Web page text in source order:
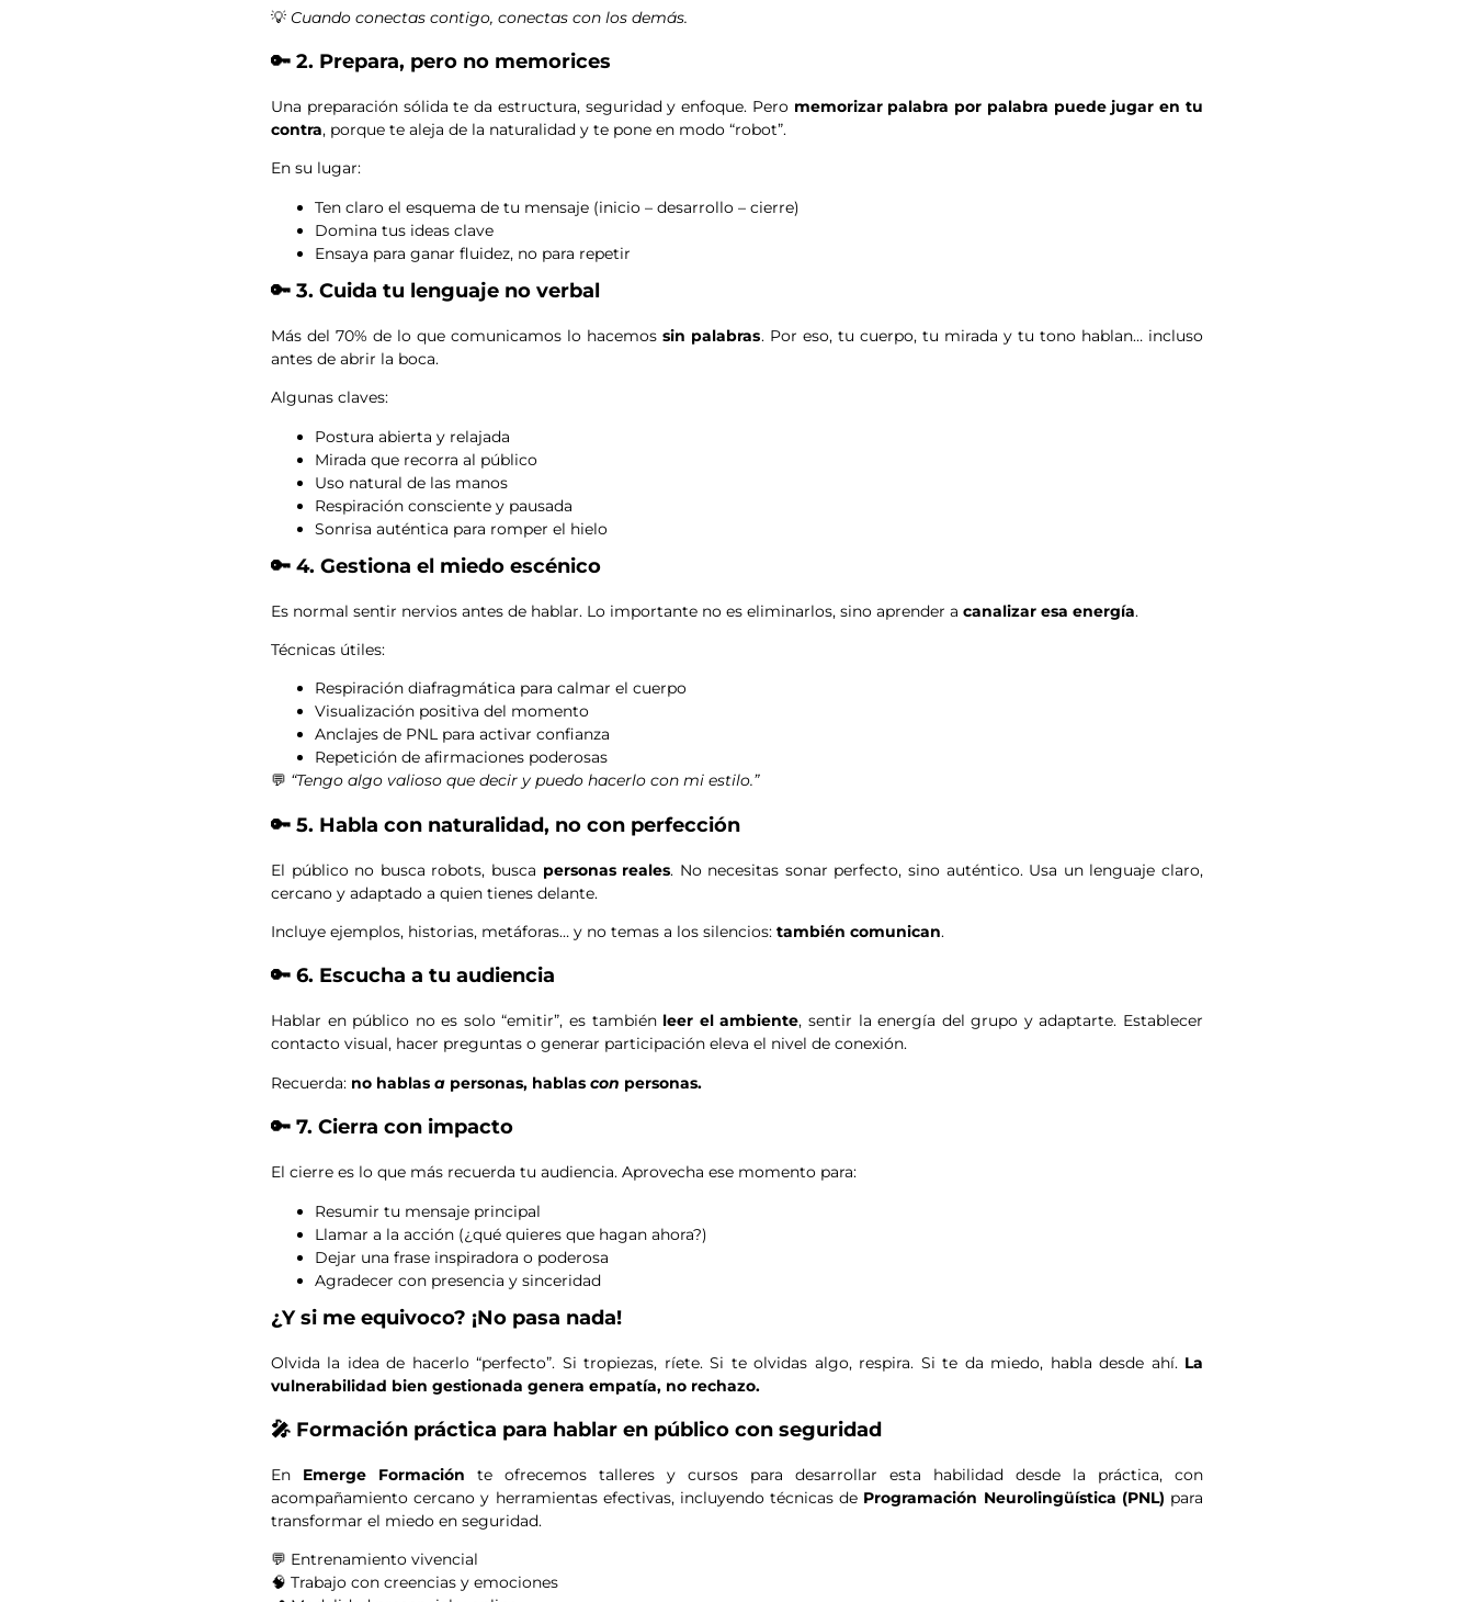
💡 Cuando conectas contigo, conectas con los demás.
🔑 2. Prepara, pero no memorices
Una preparación sólida te da estructura, seguridad y enfoque. Pero memorizar palabra por palabra puede jugar en tu
contra, porque te aleja de la naturalidad y te pone en modo “robot”.
En su lugar:
Ten claro el esquema de tu mensaje (inicio – desarrollo – cierre)
Domina tus ideas clave
Ensaya para ganar fluidez, no para repetir
🔑 3. Cuida tu lenguaje no verbal
Más del 70% de lo que comunicamos lo hacemossin palabras. Por eso, tu cuerpo, tu mirada y tu tono hablan… incluso
antes de abrir la boca.
Algunas claves:
Postura abierta y relajada
Mirada que recorra al público
Uso natural de las manos
Respiración consciente y pausada
Sonrisa auténtica para romper el hielo
🔑 4. Gestiona el miedo escénico
Es normal sentir nervios antes de hablar. Lo importante no es eliminarlos, sino aprender a canalizar esa energía.
Técnicas útiles:
Respiración diafragmática para calmar el cuerpo
Visualización positiva del momento
Anclajes de PNL para activar confianza
Repetición de afirmaciones poderosas
💬 “Tengo algo valioso que decir y puedo hacerlo con mi estilo.”
🔑 5. Habla con naturalidad, no con perfección
El público no busca robots, busca personas reales. No necesitas sonar perfecto, sino auténtico. Usa un lenguaje claro,
cercano y adaptado a quien tienes delante.
Incluye ejemplos, historias, metáforas… y no temas a los silencios: también comunican.
🔑 6. Escucha a tu audiencia
Hablar en público no es solo “emitir”, es también leer el ambiente, sentir la energía del grupo y adaptarte. Establecer
contacto visual, hacer preguntas o generar participación eleva el nivel de conexión.
Recuerda: no hablas a personas, hablas con personas.
🔑 7. Cierra con impacto
El cierre es lo que más recuerda tu audiencia. Aprovecha ese momento para:
Resumir tu mensaje principal
Llamar a la acción (¿qué quieres que hagan ahora?)
Dejar una frase inspiradora o poderosa
Agradecer con presencia y sinceridad
¿Y si me equivoco? ¡No pasa nada!
Olvida la idea de hacerlo “perfecto”. Si tropiezas, ríete. Si te olvidas algo, respira. Si te da miedo, habla desde ahí. La
vulnerabilidad bien gestionada genera empatía, no rechazo.
🎤 Formación práctica para hablar en público con seguridad
En Emerge Formación te ofrecemos talleres y cursos para desarrollar esta habilidad desde la práctica, con
acompañamiento cercano y herramientas efectivas, incluyendo técnicas de Programación Neurolingüística (PNL) para
transformar el miedo en seguridad.
💬 Entrenamiento vivencial
🧠 Trabajo con creencias y emociones